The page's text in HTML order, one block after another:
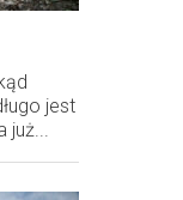
jest
już...